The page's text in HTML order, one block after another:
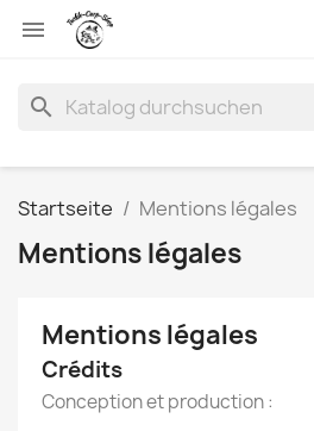

search
Startseite Mentions légales
Mentions légales
Mentions légales
Crédits
Conception et production :